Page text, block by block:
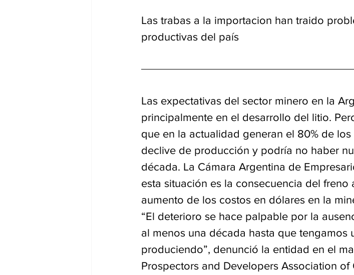
Las trabas a la importacion han traido
productivas del país
Las expectativas del sector minero en la
principalmente en el desarrollo del litio.
que en la actualidad generan el 80% de
declive de producción y podría no haber
década. La Cámara Argentina de
esta situación es la consecuencia del freno
aumento de los costos en dólares en la
“El deterioro se hace palpable por la
al menos una década hasta que tengamos
produciendo”, denunció la entidad en el
Prospectors and Developers Association of